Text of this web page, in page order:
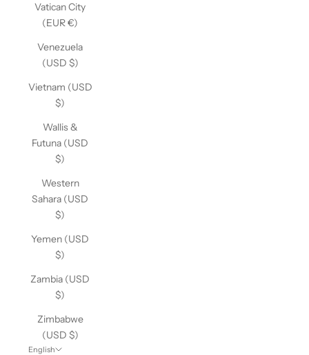
Vatican City
(EUR €)
Venezuela
(USD $)
Vietnam (USD
$)
Wallis &
Futuna (USD
$)
Western
Sahara (USD
$)
Yemen (USD
$)
Zambia (USD
$)
Zimbabwe
(USD $)
English